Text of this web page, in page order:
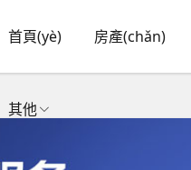
首頁(yè) 房產(chǎn)
其他